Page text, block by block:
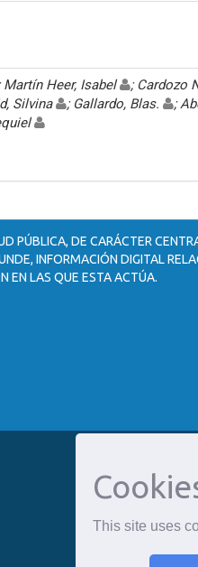
This site uses
Martín Heer, Isabel
; Cardozo
Silvina ; Gallardo, Blas.
;
PÚBLICA, DE CARÁCTER
INFORMACIÓN DIGITAL
EN LAS QUE ESTA ACTÚA.